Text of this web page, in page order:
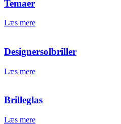
Temaer
Læs mere
Designersolbriller
Læs mere
Brilleglas
Læs mere